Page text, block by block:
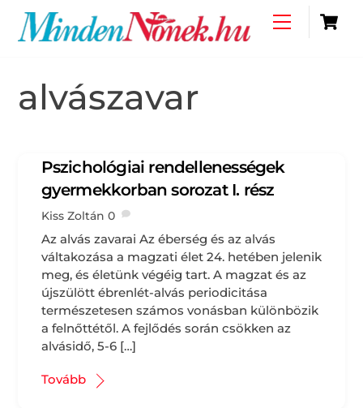
content
Menu
alvászavar
Pszichológiai rendellenességek
gyermekkorban sorozat I. rész
Kiss Zoltán 0
Az alvás zavarai Az éberség és az alvás
váltakozása a magzati élet 24. hetében jelenik
meg, és életünk végéig tart. A magzat és az
újszülött ébrenlét-alvás periodicitása
természetesen számos vonásban különbözik
a felnőttétől. A fejlődés során csökken az
alvásidő, 5-6 […]
Tovább